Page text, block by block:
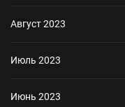
Август 2023
Июль 2023
Июнь 2023